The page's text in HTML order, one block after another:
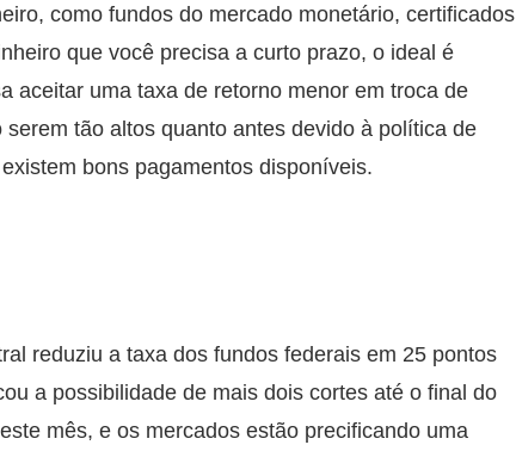
como fundos do mercado monetário, certificados
que você precisa a curto prazo, o ideal é
aceitar uma taxa de retorno menor em troca de
tão altos quanto antes devido à política de
bons pagamentos disponíveis.
reduziu a taxa dos fundos federais em 25 pontos
a possibilidade de mais dois cortes até o final do
mês, e os mercados estão precificando uma